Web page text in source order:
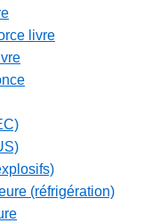
livre
(réfrigération)